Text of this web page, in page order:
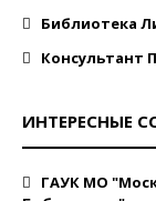
Библиотека
Консультант
ИНТЕРЕСНЫЕ
ГАУК МО